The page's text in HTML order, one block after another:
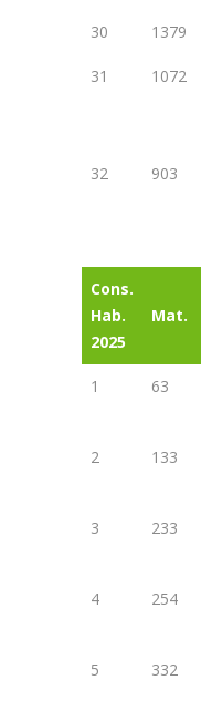
30 1379
31 1072
32 903
Cons.
Hab.
2025
Mat.
1 63
2 133
3 233
4 254
5 332